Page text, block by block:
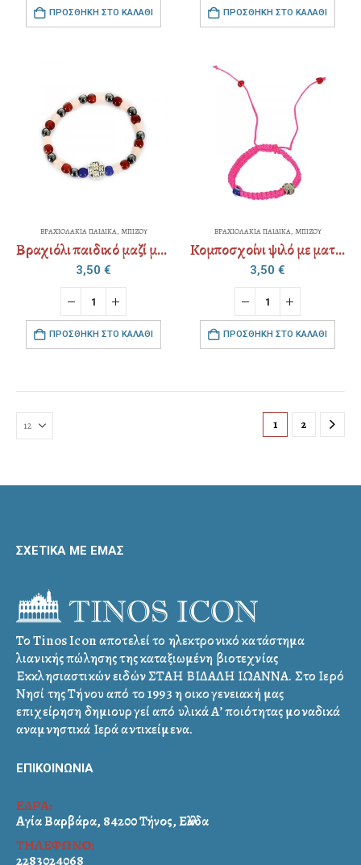
ΠΡΟΣΘΉΚΗ ΣΤΟ ΚΑΛΆΘΙ ΠΡΟΣΘΉΚΗ ΣΤΟ ΚΑΛΆΘΙ
ΒΡΑΧΙΟΛΑΚΙΑ ΠΑΙΔΙΚΑ, ΜΠΙΖΟΥ
Βραχιόλι παιδικό μαζί με χάρτινη παιδική συσκευασία
3,50 €
ΠΡΟΣΘΉΚΗ ΣΤΟ ΚΑΛΆΘΙ
ΒΡΑΧΙΟΛΑΚΙΑ ΠΑΙΔΙΚΑ, ΜΠΙΖΟΥ
Κομποσχοίνι ψιλό με ματάκι παιδικό με αυξομείωση
3,50 €
ΠΡΟΣΘΉΚΗ ΣΤΟ ΚΑΛΆΘΙ
1 2
ΣΧΕΤΙΚΑ ΜΕ ΕΜΑΣ
Το Tinos Icon αποτελεί το ηλεκτρονικό κατάστημα
λιανικής πώλησης της καταξιωμένη βιοτεχνίας
Εκκλησιαστικών ειδών ΣΤΑΗ ΒΙΔΑΛΗ ΙΩΑΝΝΑ. Στο Ιερό
Νησί της Τήνου από το 1993 η οικογενειακή μας
επιχείρηση δημιουργεί από υλικά Α’ ποιότητας μοναδικά
αναμνηστικά Ιερά αντικείμενα.
ΕΠΙΚΟΙΝΩΝΙΑ
ΕΔΡΑ:
Αγία Βαρβάρα, 84200 Τήνος, Ελλάδα
ΤΗΛΕΦΩΝΟ:
2283024068